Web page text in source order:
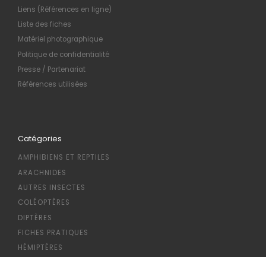
Liens (Références en ligne)
Liste des fiches
Matériel photographique
Politique de confidentialité
Presse / Partenariat
Références utilisées
Catégories
AMPHIBIENS ET REPTILES
ARACHNIDES
AUTRES INSECTES
COLÉOPTÈRES
DIPTÈRES
FICHES PRATIQUES
HÉMIPTÈRES